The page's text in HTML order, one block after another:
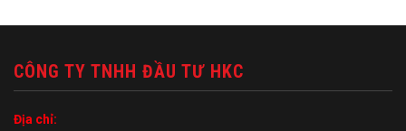
CÔNG TY TNHH ĐẦU TƯ HKC
Địa chỉ: